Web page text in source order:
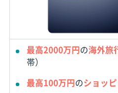
最高2000万円の海外旅
帯）
最高100万円のショッ